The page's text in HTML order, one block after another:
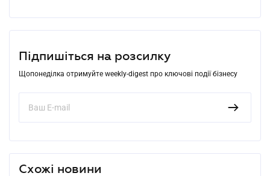
Підпишіться на розсилку
Щопонеділка отримуйте weekly-digest про ключові події бізнесу
Схожі новини